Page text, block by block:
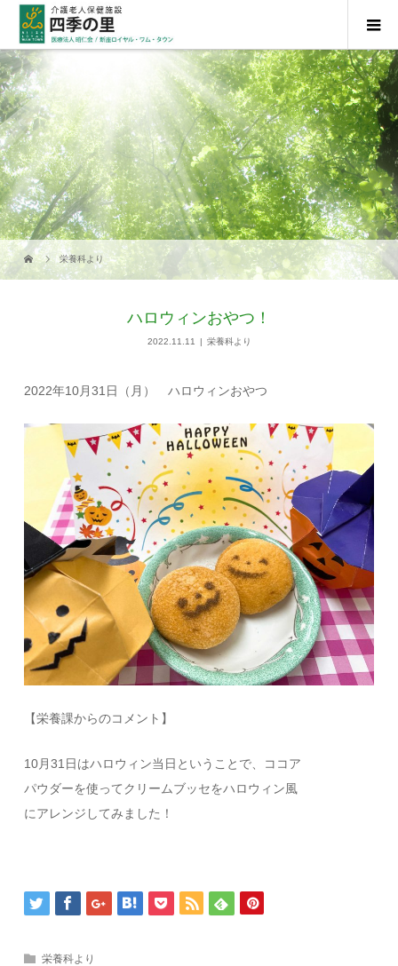
栄養科より
ハロウィンおやつ！
2022.11.11 栄養科より
2022年10月31日（月） ハロウィンおやつ
【栄養課からのコメント】
10月31日はハロウィン当日ということで、ココア
パウダーを使ってクリームブッセをハロウィン風
にアレンジしてみました！
栄養科より